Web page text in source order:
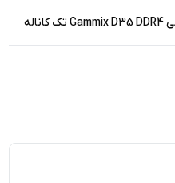
رم کامپیوتر ای دیتا ایکس پی جی Gammix D35 DDR4 تک کاناله